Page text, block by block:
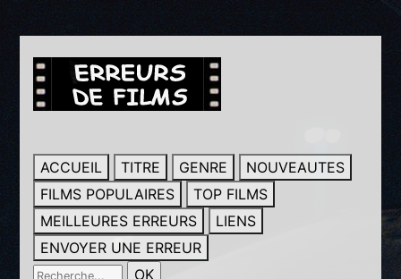
ACCUEIL TITRE GENRE
NOUVEAUTES
FILMS POPULAIRES
TOP FILMS
MEILLEURES ERREURS
LIENS
ENVOYER UNE ERREUR